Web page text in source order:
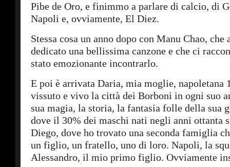
Pibe de Oro, e finimmo a parlare di calcio, di
Napoli e, ovviamente, El Diez.
Stessa cosa un anno dopo con Manu Chao, che
dedicato una bellissima canzone e che ci
stato emozionante incontrarlo.
E poi è arrivata Daria, mia moglie, napoletana
vissuto e vivo la città dei Borboni in ogni suo
sua magia, la storia, la fantasia folle della sua
dove il 30% dei maschi nati negli anni ottanta
Diego, dove ho trovato una seconda famiglia
un figlio, un fratello, uno di loro. Napoli, la
Alessandro, il mio primo figlio. Ovviamente